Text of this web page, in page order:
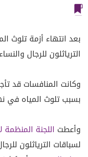
بعد انتهاء أزمة تلوث
الترياثلون للرجال
وكانت المنافسات قد
بسبب تلوث المياه في
وأعطت اللجنة المنظمة
لسباقات الترياثلون